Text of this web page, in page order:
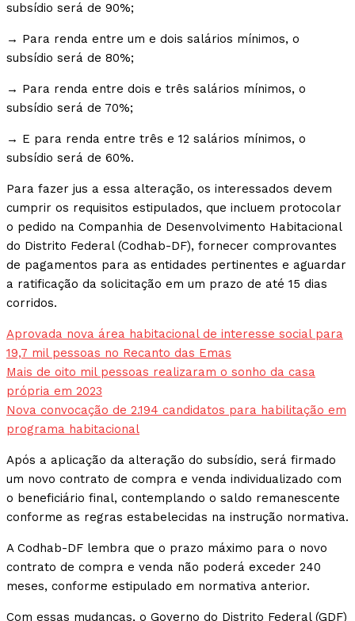
subsídio será de 90%;
→ Para renda entre um e dois salários mínimos, o
subsídio será de 80%;
→ Para renda entre dois e três salários mínimos, o
subsídio será de 70%;
→ E para renda entre três e 12 salários mínimos, o
subsídio será de 60%.
Para fazer jus a essa alteração, os interessados devem
cumprir os requisitos estipulados, que incluem protocolar
o pedido na Companhia de Desenvolvimento Habitacional
do Distrito Federal (Codhab-DF), fornecer comprovantes
de pagamentos para as entidades pertinentes e aguardar
a ratificação da solicitação em um prazo de até 15 dias
corridos.
Aprovada nova área habitacional de interesse social para
19,7 mil pessoas no Recanto das Emas
Mais de oito mil pessoas realizaram o sonho da casa
própria em 2023
Nova convocação de 2.194 candidatos para habilitação em
programa habitacional
Após a aplicação da alteração do subsídio, será firmado
um novo contrato de compra e venda individualizado com
o beneficiário final, contemplando o saldo remanescente
conforme as regras estabelecidas na instrução normativa.
A Codhab-DF lembra que o prazo máximo para o novo
contrato de compra e venda não poderá exceder 240
meses, conforme estipulado em normativa anterior.
Com essas mudanças, o Governo do Distrito Federal (GDF)